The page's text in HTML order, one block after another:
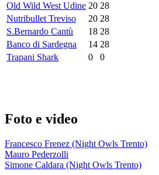
Old Wild West Udine 20 28
Nutribullet Treviso
20 28
S.Bernardo Cantù
18 28
Banco di Sardegna
14 28
Trapani Shark
0 0
Foto e video
Francesco Frenez (Night Owls Trento)
Mauro Pederzolli
Simone Caldara (Night Owls Trento)